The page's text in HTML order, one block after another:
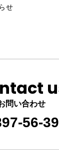
せ
問い合わせ
56-